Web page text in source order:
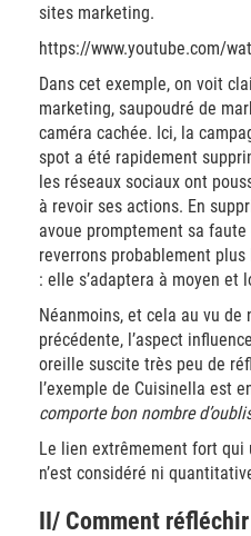
sites marketing.
https://www.youtube.com/
Dans cet exemple, on voit
marketing, saupoudré de
caméra cachée. Ici, la
spot a été rapidement
les réseaux sociaux ont
à revoir ses actions. En
avoue promptement sa
reverrons probablement
: elle s’adaptera à moyen et
Néanmoins, et cela au vu de
précédente, l’aspect
oreille suscite très peu de
l’exemple de Cuisinella est
comporte bon nombre
Le lien extrêmement fort
n’est considéré ni
II/ Comment